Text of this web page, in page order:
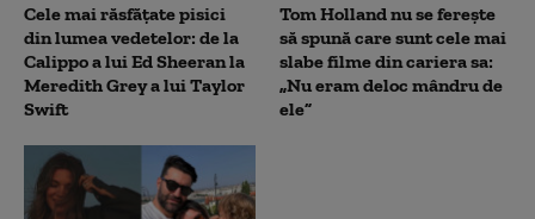
Cele mai răsfățate pisici
din lumea vedetelor: de la
Calippo a lui Ed Sheeran la
Meredith Grey a lui Taylor
Swift
Tom Holland nu se ferește
să spună care sunt cele mai
slabe filme din cariera sa:
„Nu eram deloc mândru de
ele”